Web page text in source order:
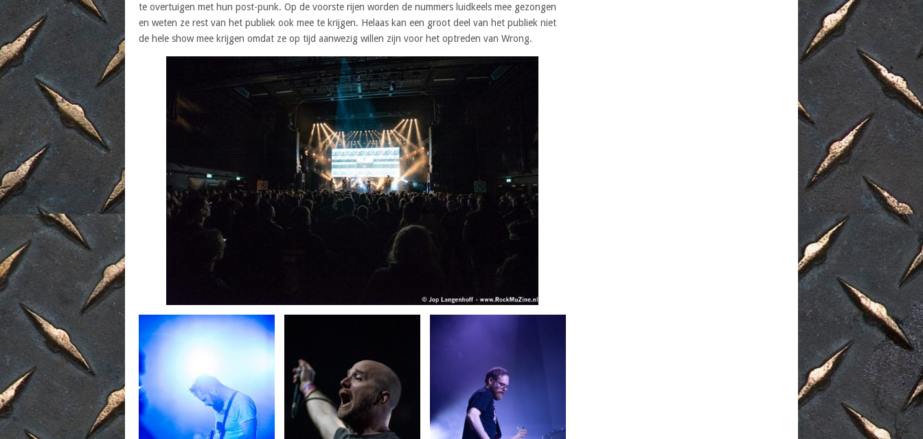
te overtuigen met hun post-punk. Op de voorste rijen worden de nummers luidkeels mee gezongen
en weten ze rest van het publiek ook mee te krijgen. Helaas kan een groot deel van het publiek niet
de hele show mee krijgen omdat ze op tijd aanwezig willen zijn voor het optreden van Wrong.